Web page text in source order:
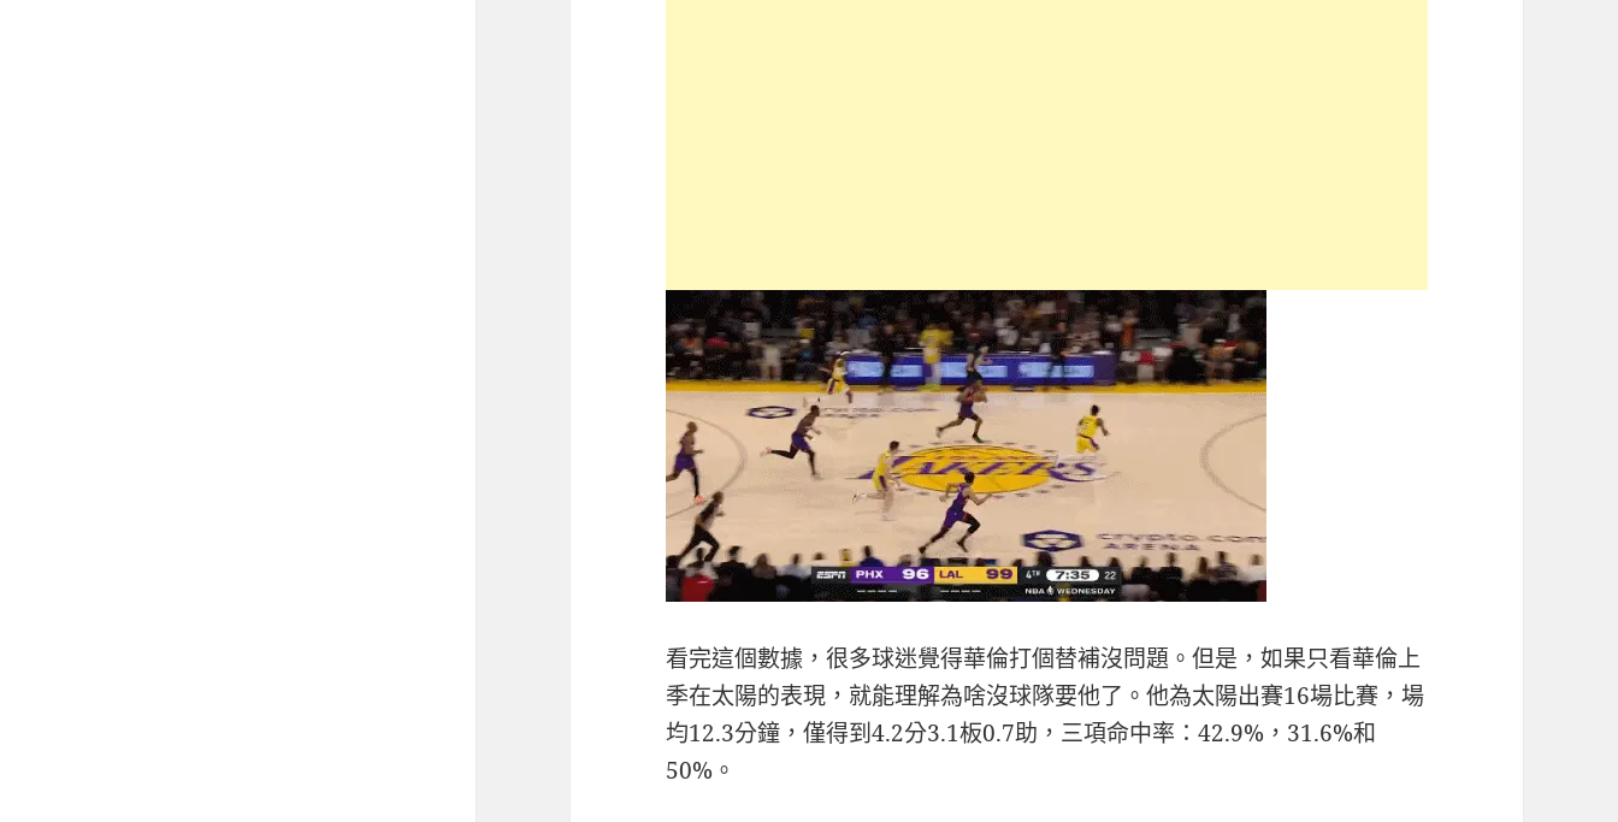
看完這個數據，很多球迷覺得華倫打個替補沒問題。但是，如果只看華倫上
季在太陽的表現，就能理解為啥沒球隊要他了。他為太陽出賽16場比賽，場
均12.3分鐘，僅得到4.2分3.1板0.7助，三項命中率：42.9%，31.6%和
50%。